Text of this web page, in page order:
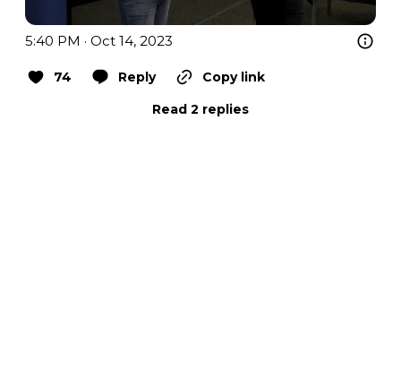
5:40 PM · Oct 14, 2023
74 Reply
Copy link
Read 2 replies